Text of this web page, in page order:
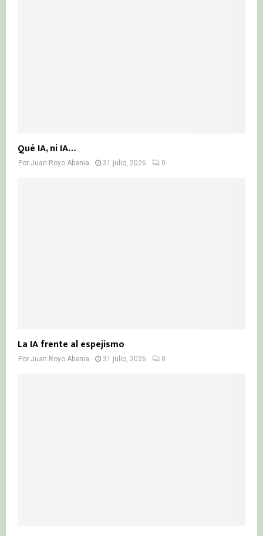
Qué IA, ni IA…
Por Juan Royo Abenia 31 julio, 2026 0
La IA frente al espejismo
Por Juan Royo Abenia 31 julio, 2026 0